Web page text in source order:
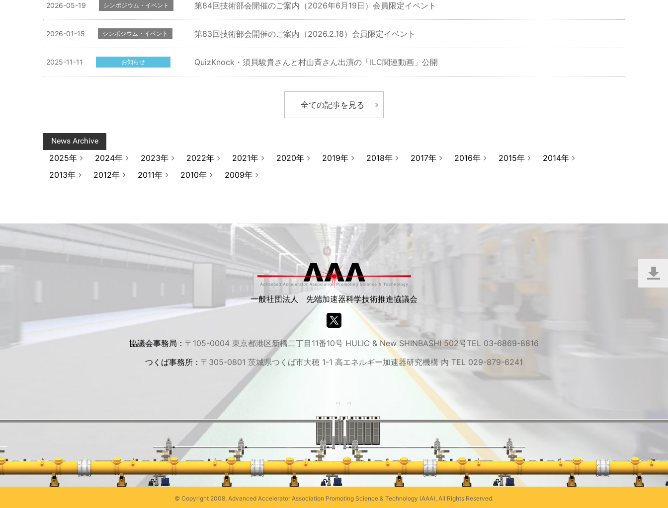
2026-05-19 シンポジウム・イベント 第84回技術部会開催のご案内（2026年6月19日）会員限定イベント
2026-01-15 シンポジウム・イベント 第83回技術部会開催のご案内（2026.2.18）会員限定イベント
2025-11-11 お知らせ QuizKnock・須貝駿貴さんと村山斉さん出演の「ILC関連動画」公開
全ての記事を見る
News Archive
2025年 2024年 2023年 2022年 2021年 2020年 2019年 2018年 2017年 2016年 2015年
2014年
2013年
2012年 2011年 2010年 2009年
一般社団法人 先端加速器科学技術推進協議会
協議会事務局： 〒105-0004 東京都港区新橋二丁目11番10号 HULIC & New SHINBASHI 502号TEL 03-6869-8816
つくば事務所： 〒305-0801 茨城県つくば市大穂 1-1 高エネルギー加速器研究機構 内 TEL 029-879-6241
© Copyright 2008, Advanced Accelerator Association Promoting Science & Technology (AAA), All Rights Reserved.